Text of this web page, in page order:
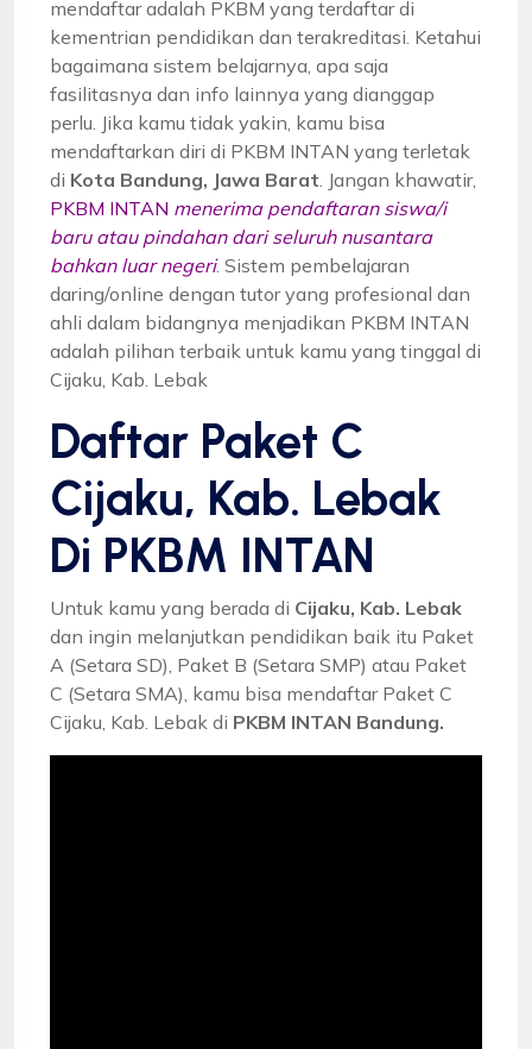
mendaftar adalah PKBM yang terdaftar di
kementrian pendidikan dan terakreditasi. Ketahui
bagaimana sistem belajarnya, apa saja
fasilitasnya dan info lainnya yang dianggap
perlu. Jika kamu tidak yakin, kamu bisa
mendaftarkan diri di PKBM INTAN yang terletak
di Kota Bandung, Jawa Barat . Jangan khawatir,
PKBM INTAN menerima pendaftaran siswa/i
baru atau pindahan dari seluruh nusantara
bahkan luar negeri. Sistem pembelajaran
daring/online dengan tutor yang profesional dan
ahli dalam bidangnya menjadikan PKBM INTAN
adalah pilihan terbaik untuk kamu yang tinggal di
Cijaku, Kab. Lebak
Daftar Paket C
Cijaku, Kab. Lebak
Di PKBM INTAN
Untuk kamu yang berada di Cijaku, Kab. Lebak
dan ingin melanjutkan pendidikan baik itu Paket
A (Setara SD), Paket B (Setara SMP) atau Paket
C (Setara SMA), kamu bisa mendaftar Paket C
Cijaku, Kab. Lebak di PKBM INTAN Bandung.